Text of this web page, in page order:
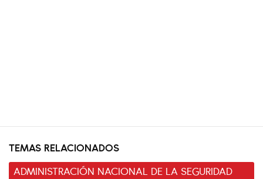
TEMAS RELACIONADOS
ADMINISTRACIÓN NACIONAL DE LA SEGURIDAD